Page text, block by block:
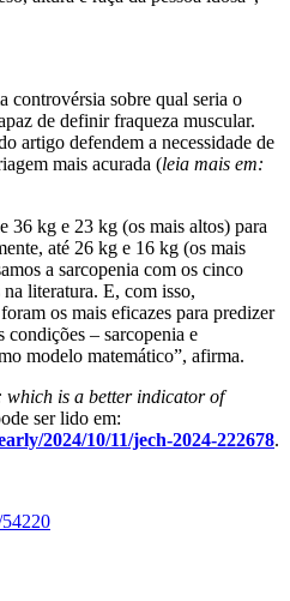
controvérsia sobre qual seria o
de definir fraqueza muscular.
artigo defendem a necessidade de
mais acurada (leia mais em:
36 kg e 23 kg (os mais altos) para
até 26 kg e 16 kg (os mais
a sarcopenia com os cinco
literatura. E, com isso,
os mais eficazes para predizer
condições – sarcopenia e
modelo matemático”, afirma.
is a better indicator of
ser lido em:
2024/10/11/jech-2024-222678.